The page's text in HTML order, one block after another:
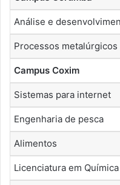
Análise e
Processos metalúrgicos
Campus Coxim
Sistemas para internet
Engenharia de pesca
Alimentos
Licenciatura em Química